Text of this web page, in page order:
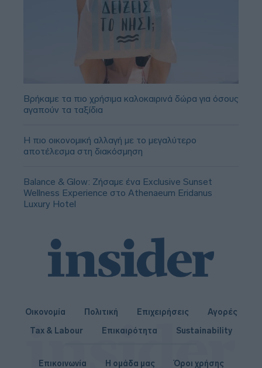
Βρήκαμε τα πιο χρήσιμα καλοκαιρινά δώρα για όσους
αγαπούν τα ταξίδια
Η πιο οικονομική αλλαγή με το μεγαλύτερο
αποτέλεσμα στη διακόσμηση
Balance & Glow: Ζήσαμε ένα Exclusive Sunset
Wellness Experience στο Athenaeum Eridanus
Luxury Hotel
Οικονομία Πολιτική Επιχειρήσεις
Αγορές
Tax & Labour
Επικαιρότητα Sustainability
Επικοινωνία Η ομάδα μας Όροι χρήσης